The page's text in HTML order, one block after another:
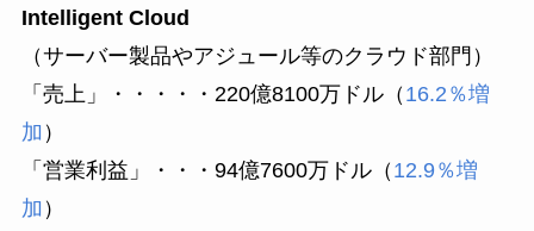
Intelligent Cloud
（サーバー製品やアジュール等のクラウド部門）
「売上」・・・・・220億8100万ドル（ 16.2％増
加 ）
「営業利益」・・・94億7600万ドル（ 12.9％増
加 ）